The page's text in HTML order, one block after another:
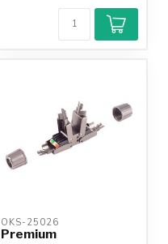
OKS-25026
Premium